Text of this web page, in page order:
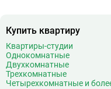
Купить квартиру
Квартиры-студии
Однокомнатные
Двухкомнатные
Трехкомнатные
Четырехкомнатные и